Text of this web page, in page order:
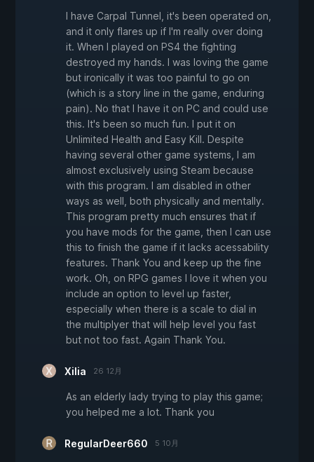
I have Carpal Tunnel, it's been operated on,
and it only flares up if I'm really over doing
it. When I played on PS4 the fighting
destroyed my hands. I was loving the game
but ironically it was too painful to go on
(which is a story line in the game, enduring
pain). No that I have it on PC and could use
this. It's been so much fun. I put it on
Unlimited Health and Easy Kill. Despite
having several other game systems, I am
almost exclusively using Steam because
with this program. I am disabled in other
ways as well, both physically and mentally.
This program pretty much ensures that if
you have mods for the game, then I can use
this to finish the game if it lacks acessability
features. Thank You and keep up the fine
work. Oh, on RPG games I love it when you
include an option to level up faster,
especially when there is a scale to dial in
the multiplyer that will help level you fast
but not too fast. Again Thank You.
Xilia 26 12月
As an elderly lady trying to play this game;
you helped me a lot. Thank you
RegularDeer660 5 10月